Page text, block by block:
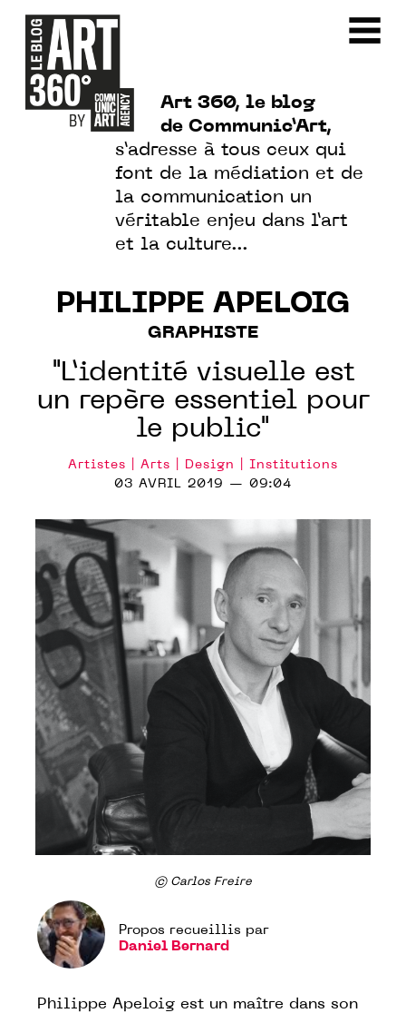
Art 360, le blog
de Communic’Art,
s’adresse à tous ceux qui
font de la médiation et de
la communication un
véritable enjeu dans l’art
et la culture…
PHILIPPE APELOIG
GRAPHISTE
"L’identité visuelle est
un repère essentiel pour
le public"
Artistes | Arts | Design | Institutions
03 AVRIL 2019 — 09:04
© Carlos Freire
Propos recueillis par
Daniel Bernard
Philippe Apeloig est un maître dans son